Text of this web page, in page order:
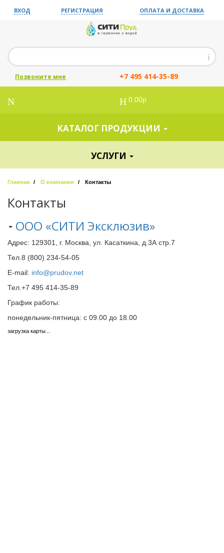
ВХОД РЕГИСТРАЦИЯ ОПЛАТА И ДОСТАВКА
Позвоните мне +7 495 414-35-89
0.00р
КАТАЛОГ ПРОДУКЦИИ
УСЛУГИ
Главная О компании Контакты
Контакты
ООО «СИТИ Эксклюзив»
Адрес: 129301, г. Москва, ул. Касаткина, д.3А стр.7
Тел.8 (800) 234-54-05
E-mail: info@prudov.net
Тел.+7 495 414-35-89
График работы:
понедельник-пятница: с 09.00 до 18.00
загрузка карты...